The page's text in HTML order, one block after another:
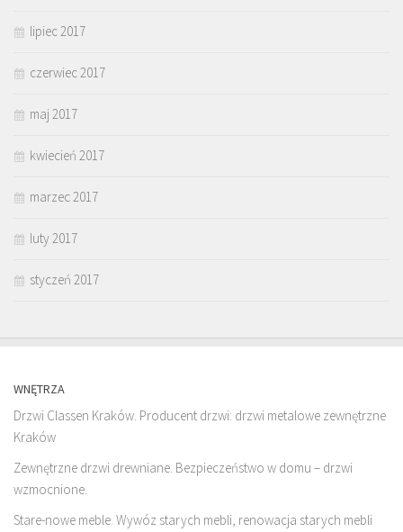
lipiec 2017
czerwiec 2017
maj 2017
kwiecień 2017
marzec 2017
luty 2017
styczeń 2017
WNĘTRZA
Drzwi Classen Kraków. Producent drzwi: drzwi metalowe zewnętrzne
Kraków
Zewnętrzne drzwi drewniane. Bezpieczeństwo w domu – drzwi
wzmocnione.
Stare-nowe meble. Wywóz starych mebli, renowacja starych mebli